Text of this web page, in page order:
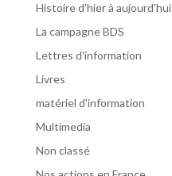
Histoire d'hier à aujourd'hui
La campagne BDS
Lettres d'information
Livres
matériel d'information
Multimedia
Non classé